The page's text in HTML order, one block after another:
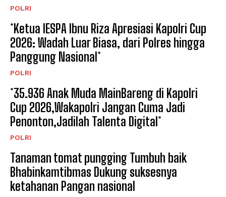
POLRI
*Ketua IESPA Ibnu Riza Apresiasi Kapolri Cup
2026: Wadah Luar Biasa, dari Polres hingga
Panggung Nasional*
POLRI
*35.936 Anak Muda MainBareng di Kapolri
Cup 2026,Wakapolri Jangan Cuma Jadi
Penonton,Jadilah Talenta Digital*
POLRI
Tanaman tomat pungging Tumbuh baik
Bhabinkamtibmas Dukung suksesnya
ketahanan Pangan nasional